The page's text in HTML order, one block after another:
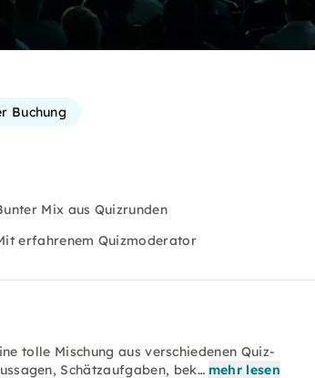
Buchung
Mix aus Quizrunden
erfahrenem Quizmoderator
tolle Mischung aus verschiedenen Quiz-
Schätzaufgaben, bek… mehr lesen